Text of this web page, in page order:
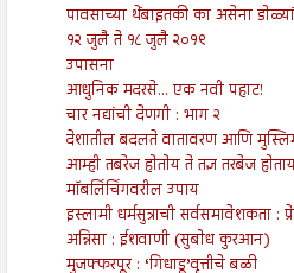
पावसाच्या थेंबाइतकी का असेना
१२ जुलै ते १८ जुलै २०१९
उपासना
आधुनिक मदरसे... एक नवी पहाट!
चार नद्यांची देणगी : भाग २
देशातील बदलते वातावरण आणि
आम्ही तबरेज होतोय ते तज्ञ तरबेज
मॉबलिंचिंगवरील उपाय
इस्लामी धर्मसुत्राची सर्वसमावेशकता :
अन्निसा : ईशवाणी (सुबोध कुरआन)
मुजफ्फरपूर : ‘गिधाडू’वृत्तीचे बळी